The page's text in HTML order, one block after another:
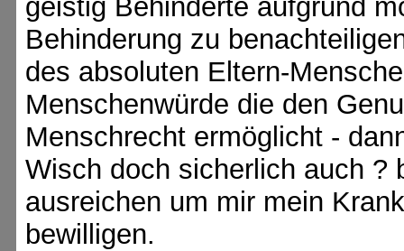
geistig Behinderte aufgrund
Behinderung zu
des absoluten Eltern-
Menschenwürde die den
Menschrecht ermöglicht -
Wisch doch sicherlich auch ?
ausreichen um mir mein
bewilligen.